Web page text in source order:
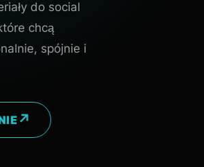
do social
chcą
spójnie i